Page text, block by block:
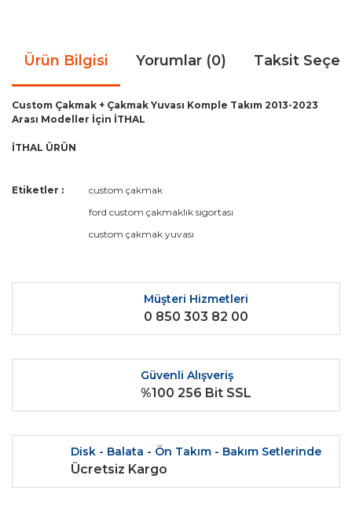
Ürün Bilgisi Yorumlar (0) Taksit
Custom Çakmak + Çakmak Yuvası Komple Takım 2013-2023
Arası Modeller İçin İTHAL
İTHAL ÜRÜN
Bu ürüne ilk yorumu siz yapın!
Bu ürünün fiyat bilgisi, resim, ürün açıklamalarında ve diğer
kullanarak tarafımıza iletebilirsiniz.
Görüş ve önerileriniz için teşekkür ederiz.
Ürün açıklamasında eksik bilgiler bulunuyor.
Ürün bilgilerinde hatalar bulunuyor.
Ürün fiyatı diğer sitelerden daha pahalı.
Bu ürüne benzer farklı alternatifler olmalı.
Gönder
Etiketler :
custom çakmak
ford custom çakmaklık sigortası
custom çakmak yuvası
Müşteri Hizmetleri
0 850 303 82 00
Güvenli Alışveriş
%100 256 Bit SSL
Disk - Balata - Ön Takım - Bakım Setlerinde
Ücretsiz Kargo